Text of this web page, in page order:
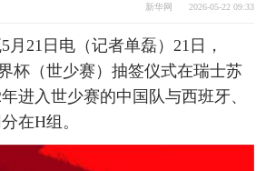
新华网 2026-05-22 09:33
月21日电（记者单磊）21日，
杯（世少赛）抽签仪式在瑞士苏
进入世少赛的中国队与西班牙、
在H组。